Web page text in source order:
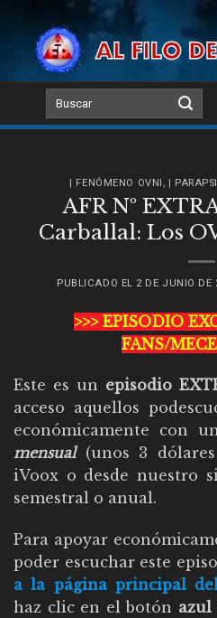
content
| FENÓMENO OVNI , |
AFR Nº
Carballal: Los
PUBLICADO EL 2 DE JUNIO DE
>>> EPISODIO
FANS/
Este es un episodio
acceso aquellos
económicamente con
mensual(unos 3
iVoox o desde nuestro
semestral o anual.
Para apoyar
poder escuchar este
a la página principal
haz clic en el botón azul